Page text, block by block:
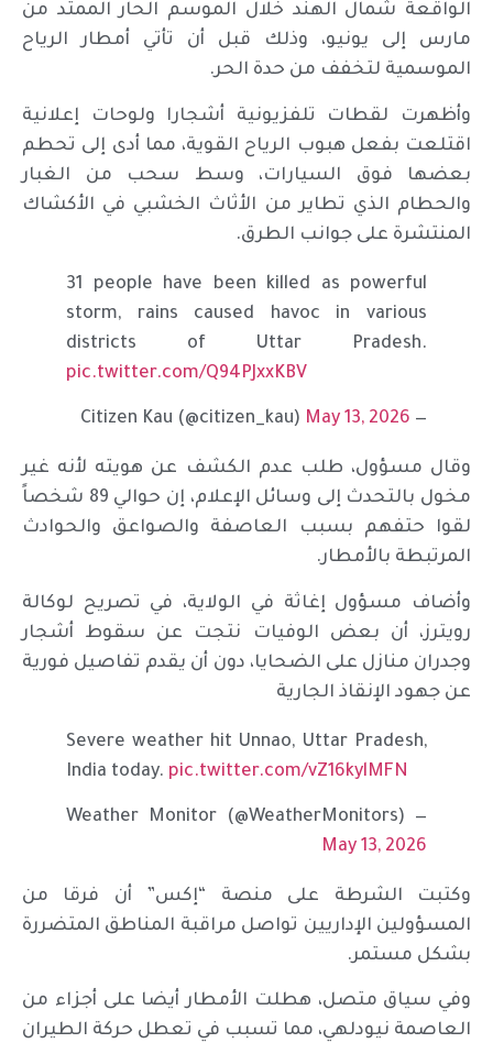
الواقعة شمال الهند خلال الموسم الحار الممتد من
مارس إلى يونيو، وذلك قبل أن تأتي أمطار الرياح
الموسمية لتخفف من حدة الحر.
وأظهرت لقطات تلفزيونية أشجارا ولوحات إعلانية
اقتلعت بفعل هبوب الرياح القوية، مما أدى إلى تحطم
بعضها فوق السيارات، وسط سحب من الغبار
والحطام الذي تطاير من الأثاث الخشبي في الأكشاك
المنتشرة على جوانب الطرق.
31 people have been killed as powerful
storm, rains caused havoc in various
districts of Uttar Pradesh.
pic.twitter.com/Q94PJxxKBV
— Citizen Kau (@citizen_kau)
May 13, 2026
وقال مسؤول، طلب عدم الكشف عن هويته لأنه غير
مخول بالتحدث إلى وسائل الإعلام، إن حوالي 89 شخصاً
لقوا حتفهم بسبب العاصفة والصواعق والحوادث
المرتبطة بالأمطار.
وأضاف مسؤول إغاثة في الولاية، في تصريح لوكالة
رويترز، أن بعض الوفيات نتجت عن سقوط أشجار
وجدران منازل على الضحايا، دون أن يقدم تفاصيل فورية
عن جهود الإنقاذ الجارية
Severe weather hit Unnao, Uttar Pradesh,
India today. pic.twitter.com/vZ16kylMFN
— Weather Monitor (@WeatherMonitors)
May 13, 2026
وكتبت الشرطة على منصة “إكس” أن فرقا من
المسؤولين الإداريين تواصل مراقبة المناطق المتضررة
بشكل مستمر.
وفي سياق متصل، هطلت الأمطار أيضا على أجزاء من
العاصمة نيودلهي، مما تسبب في تعطل حركة الطيران